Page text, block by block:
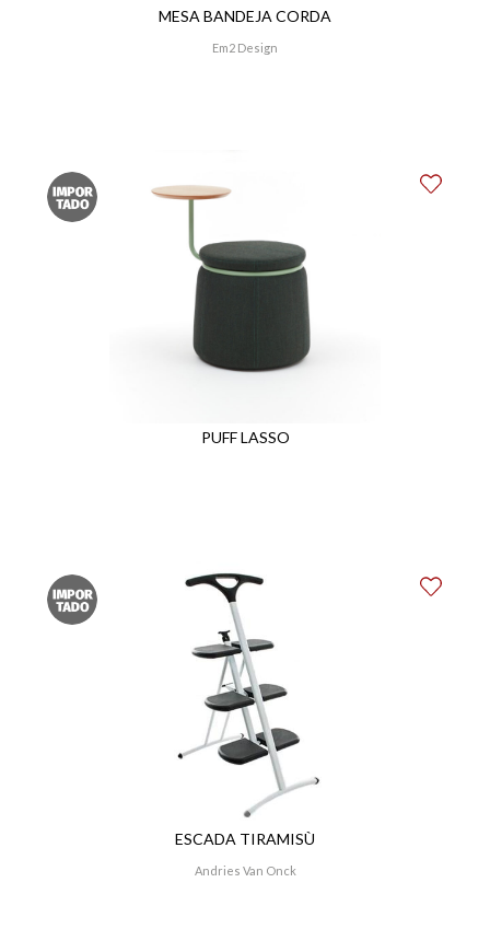
MESA BANDEJA CORDA
Em2 Design
PUFF LASSO
ESCADA TIRAMISÙ
Andries Van Onck